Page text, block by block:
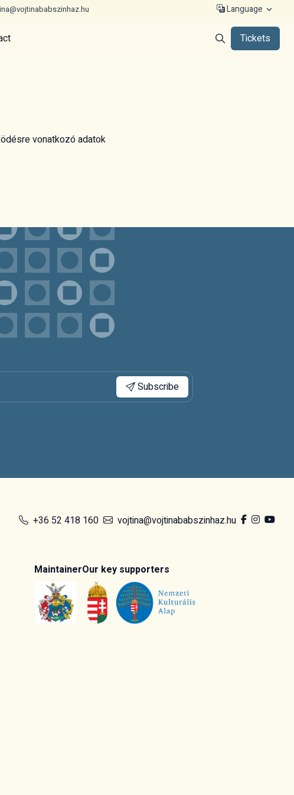
Language
Tickets
vonatkozó adatok
Subscribe
+36 52 418 160 vojtina@vojtinababszinhaz.hu
MaintainerOur key supporters